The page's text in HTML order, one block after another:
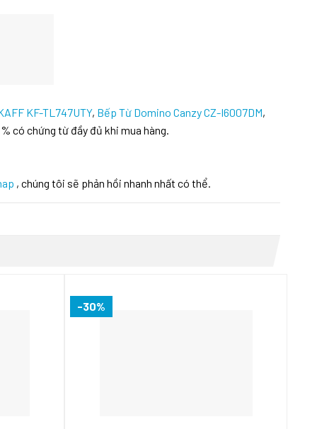
KF-TL747UTY, Bếp Từ Domino Canzy CZ-I6007DM,
có chứng từ đầy đủ khi mua hàng.
, chúng tôi sẽ phản hồi nhanh nhất có thể.
-30%